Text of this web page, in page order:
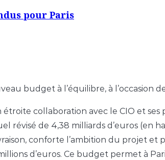
pour Paris
budget à l’équilibre, à l’occasion
collaboration avec le CIO et
révisé de 4,38 milliards d’euros (en
conforte l’ambition du projet et
d’euros. Ce budget permet à